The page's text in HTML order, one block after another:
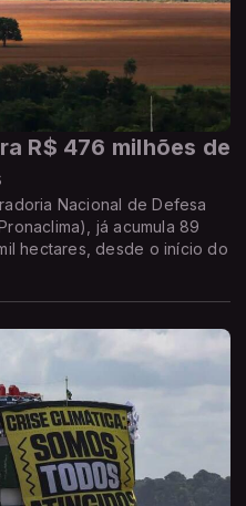
R$ 476 milhões de
Nacional de Defesa
já acumula 89
hectares, desde o início do